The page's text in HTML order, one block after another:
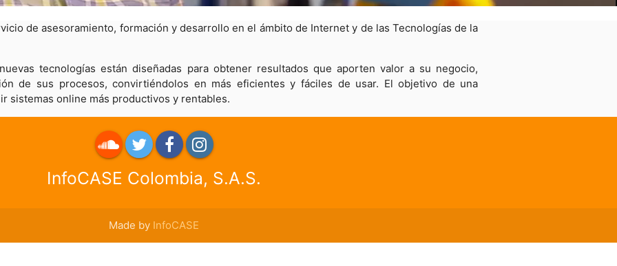
de asesoramiento, formación y desarrollo en el ámbito de Internet y de las Tecnologías de la
tecnologías están diseñadas para obtener resultados que aporten valor a su negocio,
de sus procesos, convirtiéndolos en más eficientes y fáciles de usar. El objetivo de una
sistemas online más productivos y rentables.
roundmeTwitterFacebookInstagram
InfoCASE Colombia, S.A.S.
Made by InfoCASE